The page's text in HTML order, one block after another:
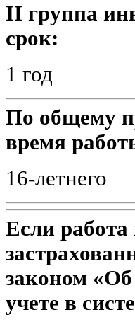
II группа
срок:
1 год
По общему
время
16-летнего
Если работа
законом
учете в